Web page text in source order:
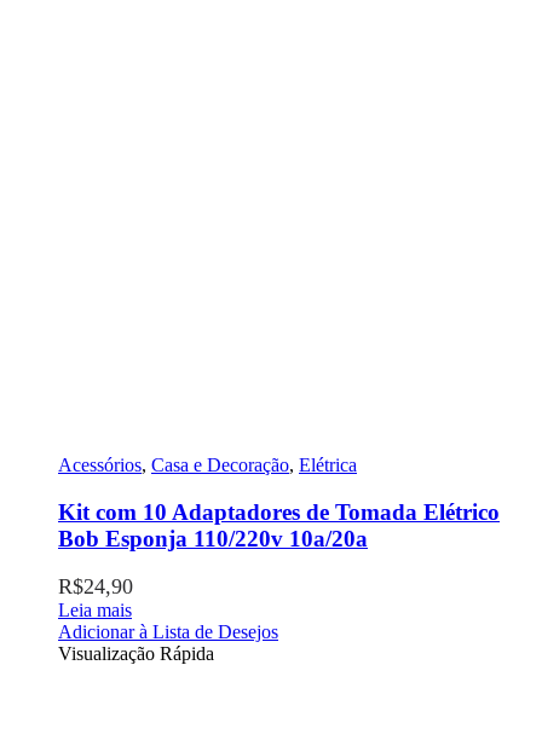
Acessórios, Casa e Decoração, Elétrica
Kit com 10 Adaptadores de Tomada Elétrico
Bob Esponja 110/220v 10a/20a
R$24,90
Leia mais
Adicionar à Lista de Desejos
Visualização Rápida